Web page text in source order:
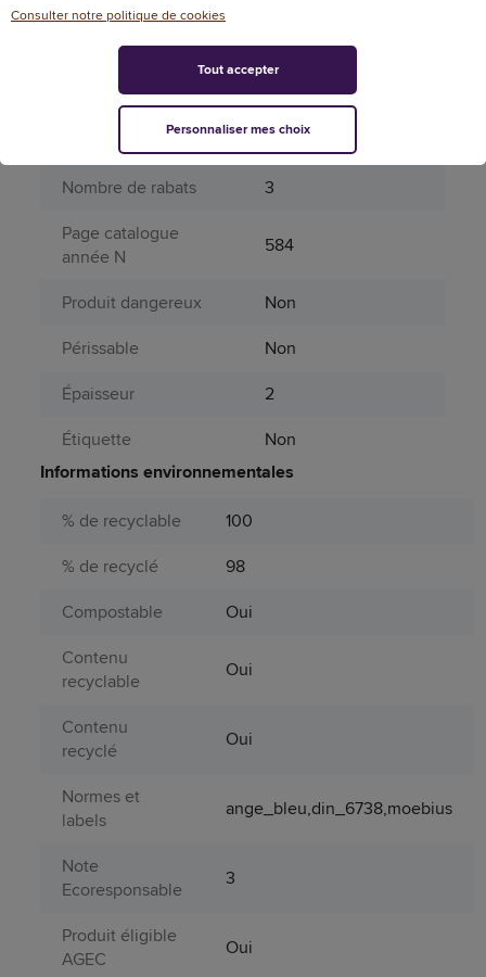
Largeur du dos
20
Matière principale
Bois, Papier, Carton
carte
Nombre de rabats
3
Page catalogue
année N
584
Produit dangereux
Non
Périssable
Non
Épaisseur
2
Étiquette
Non
Informations environnementales
% de recyclable
100
% de recyclé
98
Compostable
Oui
Contenu
recyclable
Oui
Contenu
recyclé
Oui
Normes et
labels
ange_bleu,din_6738,moebius
Note
Ecoresponsable
3
Produit éligible
AGEC
Oui
Consulter notre politique de cookies
Personnaliser mes choix
Tout accepter